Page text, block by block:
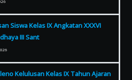
Siswa Kelas IX Angkatan XXXVI
III Sant
Kelulusan Kelas IX Tahun Ajaran